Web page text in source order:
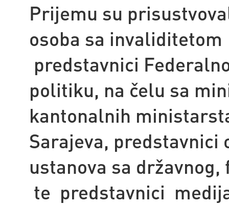
Prijemu su
osoba sa
predstavnici
politiku, na čelu sa
kantonalnih
Sarajeva,
ustanova sa
te predstavnici